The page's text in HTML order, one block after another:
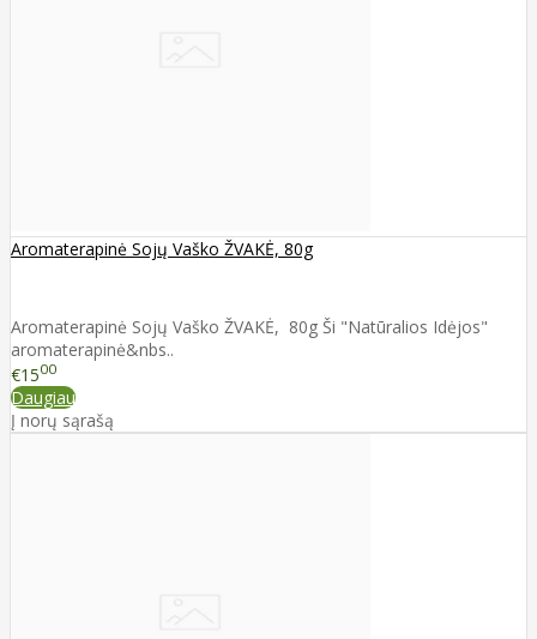
Aromaterapinė Sojų Vaško ŽVAKĖ, 80g
Aromaterapinė Sojų Vaško ŽVAKĖ, 80g Ši "Natūralios Idėjos"
aromaterapinė&nbs..
€1500
Daugiau
Į norų sąrašą